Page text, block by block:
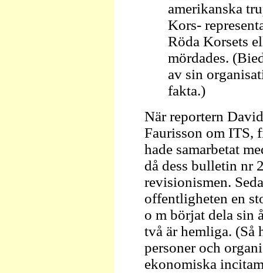
amerikanska
Kors-
Röda Korsets
mördades.
av sin
fakta.)
När reportern
Faurisson om ITS,
hade samarbetat
då dess bulletin nr
revisionismen.
offentligheten en
o m börjat dela sin
två är hemliga. (Så
personer och
ekonomiska